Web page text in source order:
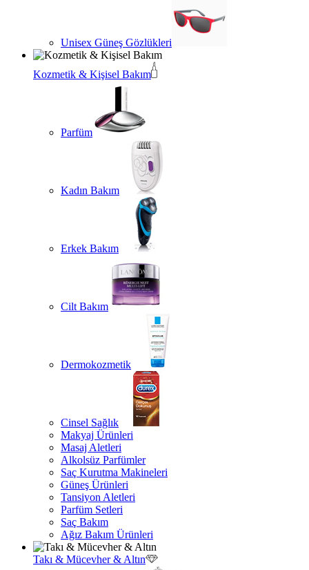
Unisex Güneş Gözlükleri
Kozmetik & Kişisel Bakım
Parfüm
Kadın Bakım
Erkek Bakım
Cilt Bakım
Dermokozmetik
Cinsel Sağlık
Makyaj Ürünleri
Masaj Aletleri
Alkolsüz Parfümler
Saç Kurutma Makineleri
Güneş Ürünleri
Tansiyon Aletleri
Parfüm Setleri
Saç Bakım
Ağız Bakım Ürünleri
Takı & Mücevher & Altın